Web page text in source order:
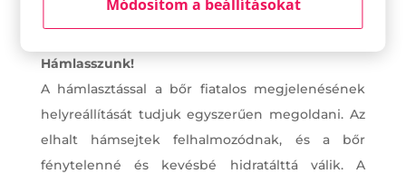
csak az íze, de immunitásnövelő hatása miatt is.
Hámlasszunk!
A hámlasztással a bőr fiatalos megjelenésének
helyreállítását tudjuk egyszerűen megoldani. Az
elhalt hámsejtek felhalmozódnak, és a bőr
fénytelenné és kevésbé hidratálttá válik. A
Módosítom a beállításokat